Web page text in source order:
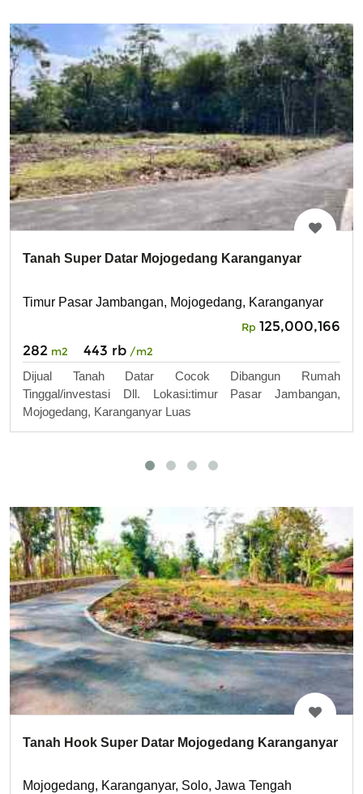
Tanah Super Datar Mojogedang Karanganyar
Timur Pasar Jambangan, Mojogedang, Karanganyar
Rp 125,000,166
282 m2 443 rb /m2
Dijual Tanah Datar Cocok Dibangun Rumah
Tinggal/investasi Dll. Lokasi:timur Pasar Jambangan,
Mojogedang, Karanganyar Luas
Tanah Hook Super Datar Mojogedang Karanganyar
Mojogedang, Karanganyar, Solo, Jawa Tengah